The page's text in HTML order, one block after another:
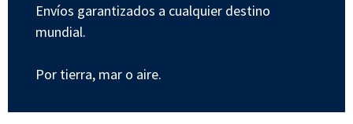
Envíos garantizados a cualquier destino
mundial.
Por tierra, mar o aire.